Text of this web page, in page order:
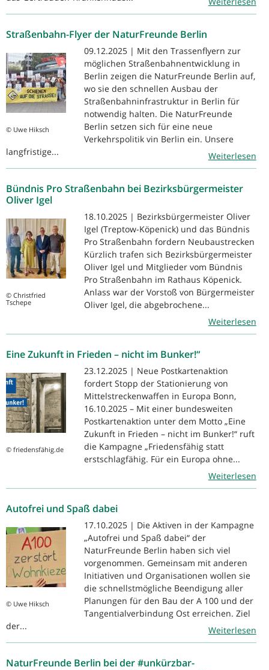
Straßenbahn-Flyer der NaturFreunde Berlin
© Uwe Hiksch
09.12.2025 | Mit den Trassenflyern zur
möglichen Straßenbahnentwicklung in
Berlin zeigen die NaturFreunde Berlin auf,
wo sie den schnellen Ausbau der
Straßenbahninfrastruktur in Berlin für
notwendig halten. Die NaturFreunde
Berlin setzen sich für eine neue
Verkehrspolitik vin Berlin ein. Unsere
langfristige...
Weiterlesen
Bündnis Pro Straßenbahn bei Bezirksbürgermeister
Oliver Igel
© Christfried
Tschepe
18.10.2025 | Bezirksbürgermeister Oliver
Igel (Treptow-Köpenick) und das Bündnis
Pro Straßenbahn fordern Neubaustrecken
Kürzlich trafen sich Bezirksbürgermeister
Oliver Igel und Mitglieder vom Bündnis
Pro Straßenbahn im Rathaus Köpenick.
Anlass war der Vorstoß von Bürgermeister
Oliver Igel, die abgebrochene...
Weiterlesen
Eine Zukunft in Frieden – nicht im Bunker!“
© friedensfähig.de
23.12.2025 | Neue Postkartenaktion
fordert Stopp der Stationierung von
Mittelstreckenwaffen in Europa Bonn,
16.10.2025 – Mit einer bundesweiten
Postkartenaktion unter dem Motto „Eine
Zukunft in Frieden – nicht im Bunker!“ ruft
die Kampagne „Friedensfähig statt
erstschlagfähig. Für ein Europa ohne...
Weiterlesen
Autofrei und Spaß dabei
© Uwe Hiksch
17.10.2025 | Die Aktiven in der Kampagne
„Autofrei und Spaß dabei“ der
NaturFreunde Berlin haben sich viel
vorgenommen. Gemeinsam mit anderen
Initiativen und Organisationen wollen sie
die schnellstmögliche Beendigung aller
Planungen für den Bau der A 100 und der
Tangentialverbindung Ost erreichen. Ziel
der...
Weiterlesen
NaturFreunde Berlin bei der #unkürzbar-